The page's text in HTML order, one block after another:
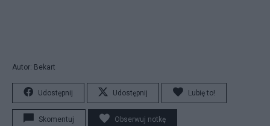
Autor: Bekart
Udostępnij Udostępnij Lubię to!
Skomentuj Obserwuj notkę